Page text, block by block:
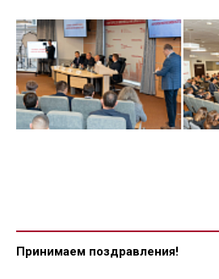
Принимаем поздравления!